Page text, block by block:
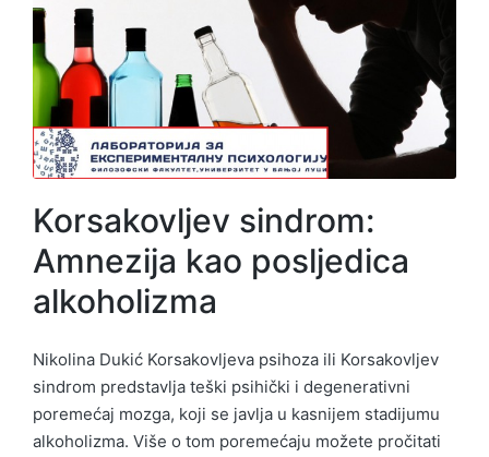
Korsakovljev sindrom:
Amnezija kao posljedica
alkoholizma
Nikolina Dukić Korsakovljeva psihoza ili Korsakovljev
sindrom predstavlja teški psihički i degenerativni
poremećaj mozga, koji se javlja u kasnijem stadijumu
alkoholizma. Više o tom poremećaju možete pročitati